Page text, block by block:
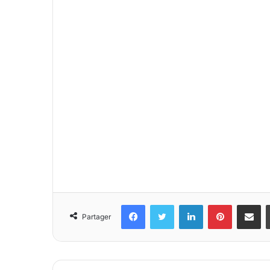
Partager
FacebookTwitter LinkedinPinterest